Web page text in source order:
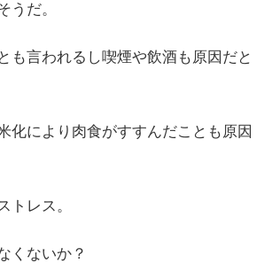
うだ。
も言われるし喫煙や飲酒も原因だと
化により肉食がすすんだことも原因
トレス。
くないか？